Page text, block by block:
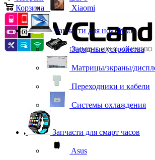
Корзина
Xiaomi
Запчасти для ноутбуков
Зарядные устройства
Матрицы/экраны/
Переходники и кабели
Системы охлаждения
Запчасти для смарт часов
Asus